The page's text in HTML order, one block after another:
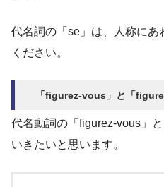
代名詞の「se」は、人称に
ください。
「figurez-vous」と「
代名動詞の「figurez-vous」
いきたいと思います。